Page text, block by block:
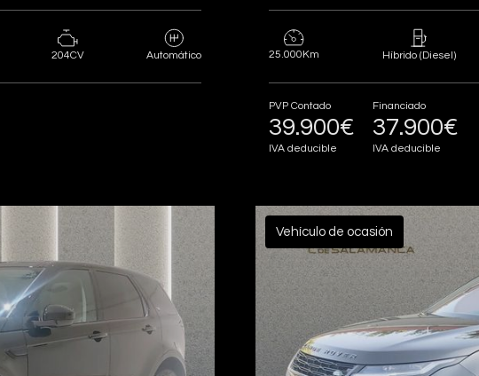
204CV Automático 25.000Km Híbrido (Diesel)
PVP Contado
39.900€
IVA deducible
Financiado
37.900€
IVA deducible
Vehículo de ocasión